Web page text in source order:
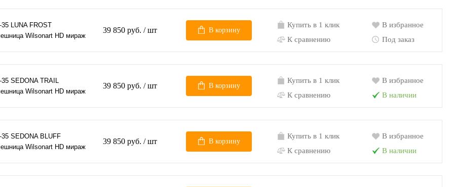
35 LUNA FROST
Wilsonart HD мираж
39 850 руб. / шт В корзину
Купить в 1 клик
К сравнению
В избранное
Под заказ
35 SEDONA TRAIL
Wilsonart HD мираж
39 850 руб. / шт В корзину
Купить в 1 клик
К сравнению
В избранное
В наличии
35 SEDONA BLUFF
Wilsonart HD мираж
39 850 руб. / шт В корзину
Купить в 1 клик
К сравнению
В избранное
В наличии